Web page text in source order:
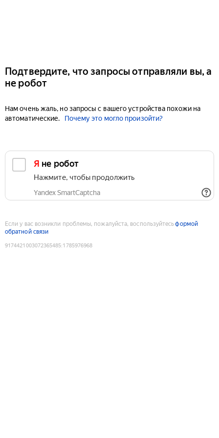
Подтвердите, что запросы отправляли вы, а
не робот
Нам очень жаль, но запросы с вашего устройства похожи на
автоматические.
Почему это могло произойти?
Я не робот
Нажмите, чтобы продолжить
Yandex SmartCaptcha
Если у вас возникли проблемы, пожалуйста, воспользуйтесьформой
обратной связи
9174421003072365485:1785976968